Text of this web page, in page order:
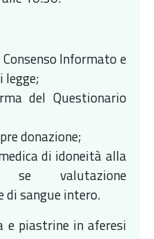
Informato e
legge;
del Questionario
donazione;
di idoneità alla
se valutazione
di sangue intero.
e piastrine in aferesi